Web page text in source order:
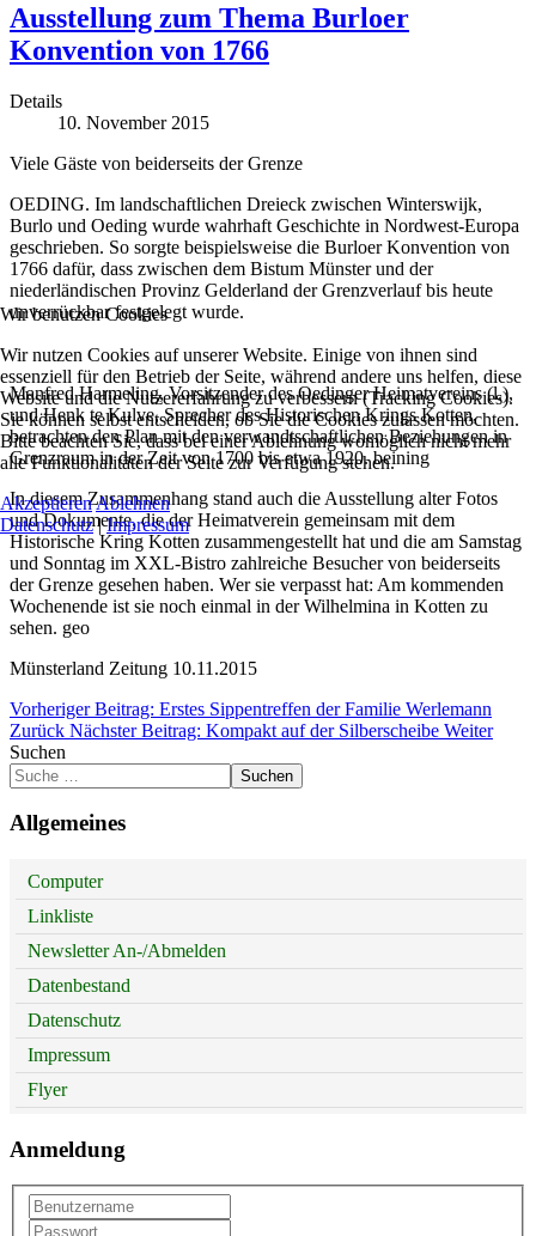
Ausstellung zum Thema Burloer
Konvention von 1766
Details
10. November 2015
Viele Gäste von beiderseits der Grenze
OEDING. Im landschaftlichen Dreieck zwischen Winterswijk,
Burlo und Oeding wurde wahrhaft Geschichte in Nordwest-Europa
geschrieben. So sorgte beispielsweise die Burloer Konvention von
1766 dafür, dass zwischen dem Bistum Münster und der
niederländischen Provinz Gelderland der Grenzverlauf bis heute
unverrückbar festgelegt wurde.
Manfred Harmeling, Vorsitzender des Oedinger Heimatvereins (l.),
und Henk te Kulve, Sprecher des Historischen Krings Kotten,
betrachten den Plan mit den verwandtschaftlichen Beziehungen in
Grenzraum in der Zeit von 1700 bis etwa 1920. beining
In diesem Zusammenhang stand auch die Ausstellung alter Fotos
und Dokumente, die der Heimatverein gemeinsam mit dem
Historische Kring Kotten zusammengestellt hat und die am Samstag
und Sonntag im XXL-Bistro zahlreiche Besucher von beiderseits
der Grenze gesehen haben. Wer sie verpasst hat: Am kommenden
Wochenende ist sie noch einmal in der Wilhelmina in Kotten zu
sehen. geo
Münsterland Zeitung 10.11.2015
Vorheriger Beitrag: Erstes Sippentreffen der Familie Werlemann
Zurück Nächster Beitrag: Kompakt auf der Silberscheibe Weiter
Suchen
Suchen
Allgemeines
Computer
Linkliste
Newsletter An-/Abmelden
Datenbestand
Datenschutz
Impressum
Flyer
Anmeldung
Wir benutzen Cookies
Wir nutzen Cookies auf unserer Website. Einige von ihnen sind
essenziell für den Betrieb der Seite, während andere uns helfen, diese
Website und die Nutzererfahrung zu verbessern (Tracking Cookies).
Sie können selbst entscheiden, ob Sie die Cookies zulassen möchten.
Bitte beachten Sie, dass bei einer Ablehnung womöglich nicht mehr
alle Funktionalitäten der Seite zur Verfügung stehen.
AkzeptierenAblehnen
Datenschutz|Impressum